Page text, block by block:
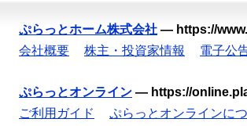
ぷらっとホーム株式会社 — https://
会社概要
株主・投資家情報 電子公
ぷらっとオンライン — https://
ご利用ガイド
ぷらっとオンラインに